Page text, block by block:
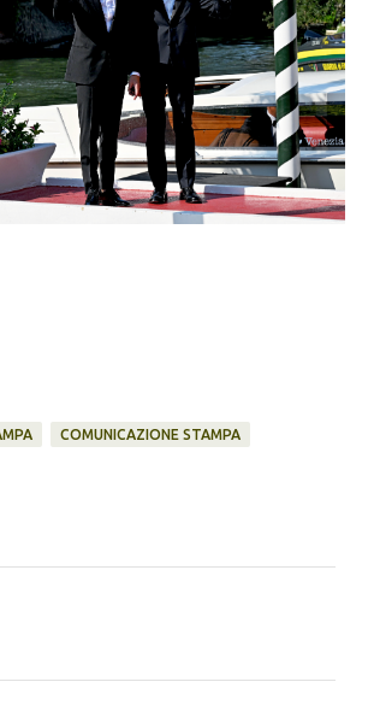
COMUNICAZIONE STAMPA